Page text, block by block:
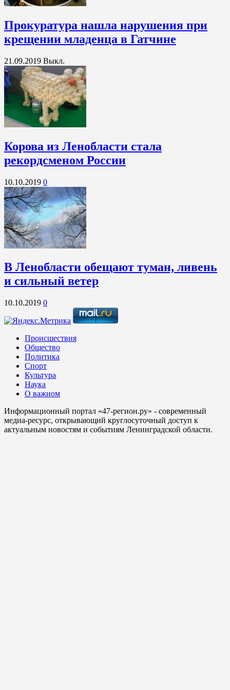
Прокуратура нашла нарушения при
крещении младенца в Гатчине
21.09.2019 Выкл.
Корова из Ленобласти стала
рекордсменом России
10.10.2019 0
В Ленобласти обещают туман, ливень
и сильный ветер
10.10.2019 0
Происшествия
Общество
Политика
Спорт
Культура
Наука
О важном
Информационный портал «47-регион.ру» - современный
медиа-ресурс, открывающий круглосуточный доступ к
актуальным новостям и событиям Ленинградской области.